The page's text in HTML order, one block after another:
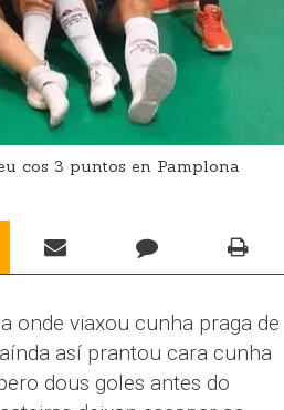
cos 3 puntos en Pamplona
onde viaxou cunha praga de
así prantou cara cunha
dous goles antes do